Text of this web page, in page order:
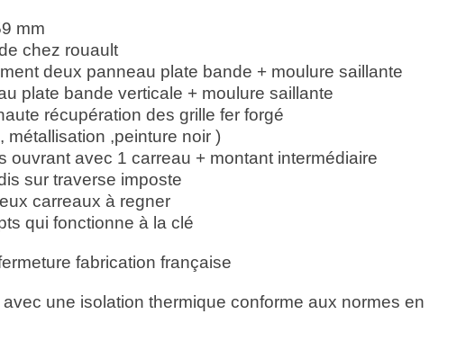
mm
chez rouault
deux panneau plate bande + moulure saillante
plate bande verticale + moulure saillante
récupération des grille fer forgé
métallisation ,peinture noir )
ouvrant avec 1 carreau + montant intermédiaire
sur traverse imposte
carreaux à regner
qui fonctionne à la clé
fabrication française
une isolation thermique conforme aux normes en